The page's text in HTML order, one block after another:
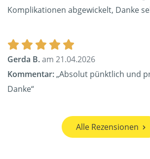
Komplikationen abgewickelt, Danke
Gerda B.am 21.04.2026
Kommentar:„Absolut pünktlich und
Danke“
Alle Rezensionen